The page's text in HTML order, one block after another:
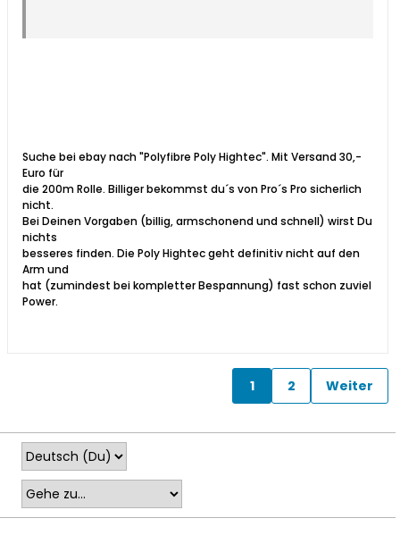
Suche bei ebay nach "Polyfibre Poly Hightec". Mit Versand 30,-
Euro für
die 200m Rolle. Billiger bekommst du´s von Pro´s Pro sicherlich
nicht.
Bei Deinen Vorgaben (billig, armschonend und schnell) wirst Du
nichts
besseres finden. Die Poly Hightec geht definitiv nicht auf den
Arm und
hat (zumindest bei kompletter Bespannung) fast schon zuviel
Power.
1 2 Weiter